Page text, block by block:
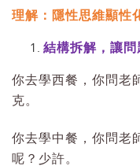
理解：隱性思維顯性
結構拆解，讓
你去學西餐，你問老
克。
你去學中餐，你問老
呢？少許。